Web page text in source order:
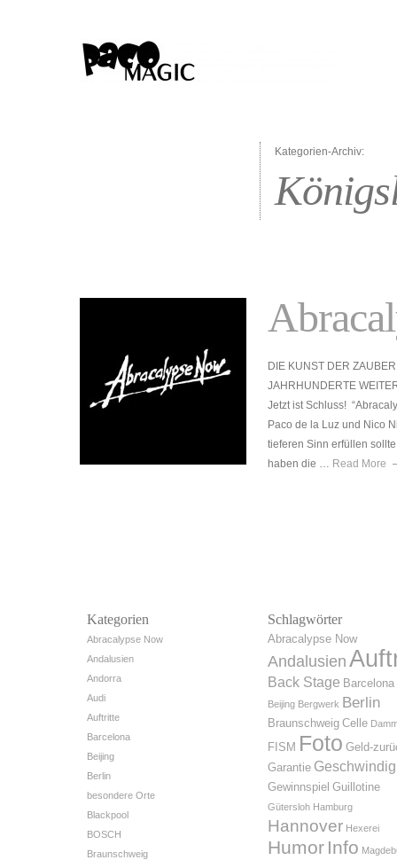
Kategorien-Archiv:
DIE KUNST DER
JAHRHUNDERTE
Jetzt ist Schluss!
Paco de la Luz und Nico
tieferen Sinn erfüllen
haben die … Read More
Kategorien
Abracalypse Now
Andalusien
Andorra
Audi
Auftritte
Barcelona
Beijing
Berlin
besondere Orte
Blackpool
BOSCH
Braunschweig
Schlagwörter
Abracalypse Now
Andalusien
Back Stage Barcelona
Beijing Bergwerk Berlin
Braunschweig Celle
FISM Foto Geld-
Garantie
Gewinnspiel Guillotine
Gütersloh Hamburg
Hannover Hexerei
Humor Info